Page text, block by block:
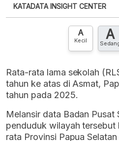
XLS
punya akun?Silakan Daftar
KATADATA INSIGHT CENTER
Hubungi sekarang »
A
Kecil A
Rata-rata lama sekolah
tahun ke atas di Asmat,
tahun pada 2025.
Melansir data Badan Pusat
penduduk wilayah
rata Provinsi Papua